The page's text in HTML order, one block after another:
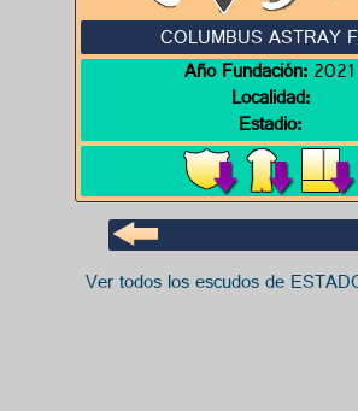
COLUMBUS ASTRAY
Año Fundación:2021
Localidad:
Estadio:
Ver todos los escudos de